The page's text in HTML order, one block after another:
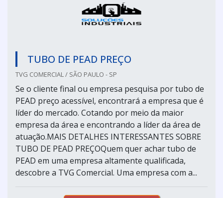
TUBO DE PEAD PREÇO
TVG COMERCIAL / SÃO PAULO - SP
Se o cliente final ou empresa pesquisa por tubo de
PEAD preço acessível, encontrará a empresa que é
líder do mercado. Cotando por meio da maior
empresa da área e encontrando a líder da área de
atuação.MAIS DETALHES INTERESSANTES SOBRE
TUBO DE PEAD PREÇOQuem quer achar tubo de
PEAD em uma empresa altamente qualificada,
descobre a TVG Comercial. Uma empresa com a...